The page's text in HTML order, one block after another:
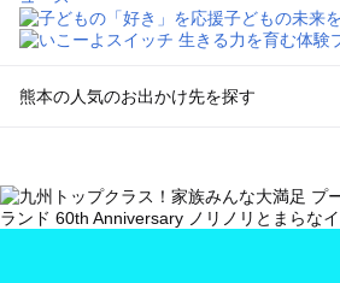
熊本の人気のお出かけ先を探す
を探す
熊本市周辺のプールお出かけ